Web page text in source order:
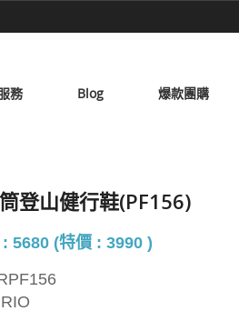
務 Blog 爆款團購
登山健行鞋(PF156)
5680 (特價 : 3990 )